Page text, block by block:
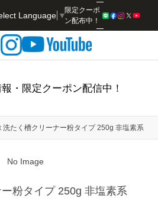
Language ▼
限定クーポ
ン配布中！
・限定クーポン配信中！
洗たく槽クリーナー粉タイプ 250g 非塩素系
No Image
粉タイプ 250g 非塩素系